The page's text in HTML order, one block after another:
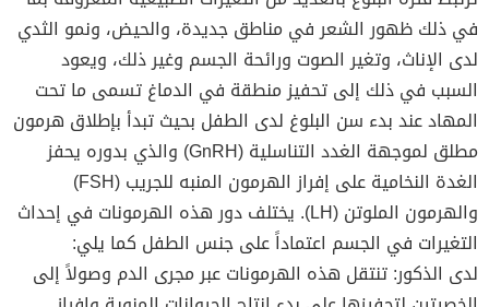
في ذلك ظهور الشعر في مناطق جديدة، والحيض، ونمو الثدي
لدى الإناث، وتغير الصوت ورائحة الجسم وغير ذلك، ويعود
السبب في ذلك إلى تحفيز منطقة في الدماغ تسمى ما تحت
المهاد عند بدء سن البلوغ لدى الطفل بحيث تبدأ بإطلاق هرمون
مطلق لموجهة الغدد التناسلية (GnRH) والذي بدوره يحفز
الغدة النخامية على إفراز الهرمون المنبه للجريب (FSH)
والهرمون الملوتن (LH). يختلف دور هذه الهرمونات في إحداث
التغيرات في الجسم اعتماداً على جنس الطفل كما يلي:
لدى الذكور: تنتقل هذه الهرمونات عبر مجرى الدم وصولاً إلى